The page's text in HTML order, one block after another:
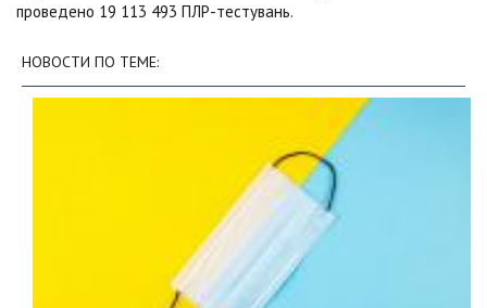
проведено 19 113 493 ПЛР-тестувань.
НОВОСТИ ПО ТЕМЕ: